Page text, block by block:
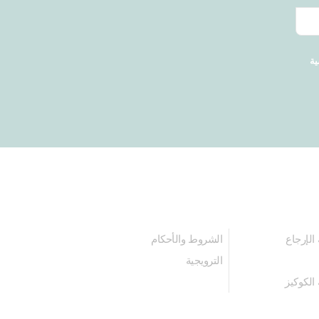
الشروط والأحكام
الترويجية